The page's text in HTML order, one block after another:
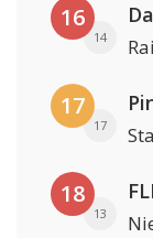
16
14
17
17
18
13